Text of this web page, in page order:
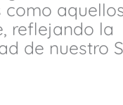
como
reflejando la
de nuestro